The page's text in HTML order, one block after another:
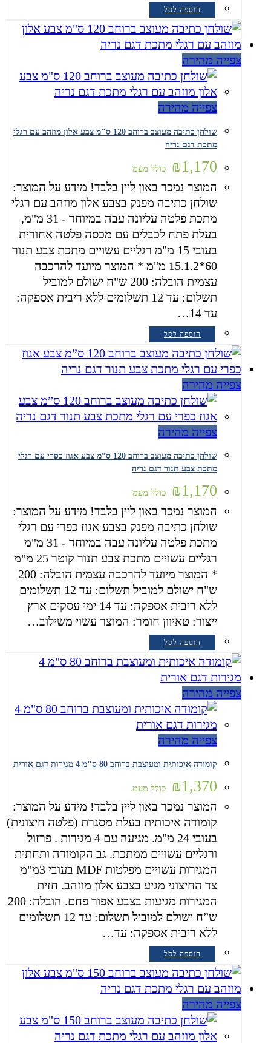
הוספה לסל
צפייה מהירה
צפייה מהירה
שולחן כתיבה מעוצב ברוחב 120 ס"מ צבע אלון מוזהב עם רגלי
מתכת דגם נריה
₪1,170 כולל מעמ
המוצר נמכר באון ליין בלבד! מידע על המוצר:
שולחן כתיבה מפנק בצבע אלון מוזהב עם רגלי
מתכת פלטה עליונה עבה במיוחד - 31 מ"מ,
בעלת פתח לכבלים עם מכסה פלטה אחורית
בעובי 15 מ"מ רגליים עשויים מתכת צבע תנור
60*15.1.2 מ"מ * המוצר מיועד להרכבה
עצמית הובלה: 200 ש"ח ישולם למוביל
תשלום: עד 12 תשלומים ללא ריבית אספקה:
עד 14…
הוספה לסל
צפייה מהירה
צפייה מהירה
שולחן כתיבה מעוצב ברוחב 120 ס”מ צבע אגוז כפרי עם רגלי
מתכת צבע תנור דגם נריה
₪1,170 כולל מעמ
המוצר נמכר באון ליין בלבד! מידע על המוצר:
שולחן כתיבה מפנק בצבע אגוז כפרי עם רגלי
מתכת פלטה עליונה עבה במיוחד - 31 מ"מ
רגליים עשויים מתכת צבע תנור קוטר 25 מ"מ
* המוצר מיועד להרכבה עצמית הובלה: 200
ש"ח ישולם למוביל תשלום: עד 12 תשלומים
ללא ריבית אספקה: עד 14 ימי עסקים ארץ
ייצור: טאיוון חומר: המוצר עשוי משילוב…
הוספה לסל
צפייה מהירה
צפייה מהירה
קומודה איכותית ומעוצבת ברוחב 80 ס"מ 4 מגירות דגם אורית
₪1,370 כולל מעמ
המוצר נמכר באון ליין בלבד! מידע על המוצר:
קומודה איכותית בעלת מסגרת (פלטה חיצונית)
בעובי 24 מ"מ. מגיעה עם 4 מגירות . פרזול
ורגליים עשויים ממתכת. גב הקומודה ותחתית
המגירות עשויים מפלטות MDF בעובי 3מ"מ
צד החיצוני מגיע בצבע אלון מוזהב. חזית
המגירות מגיעות בצבע אפור פחם. הובלה: 200
ש”ח ישולם למוביל תשלום: עד 12 תשלומים
ללא ריבית אספקה: עד…
הוספה לסל
צפייה מהירה